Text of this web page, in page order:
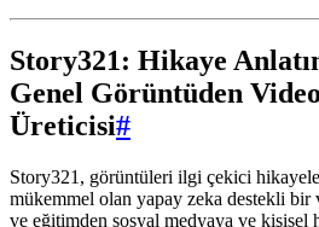
Story321: Hikaye
Genel Görüntüden
Üreticisi#
Story321, görüntüleri ilgi çekici
mükemmel olan yapay zeka destekli bir
ve eğitimden sosyal medyaya ve kişisel